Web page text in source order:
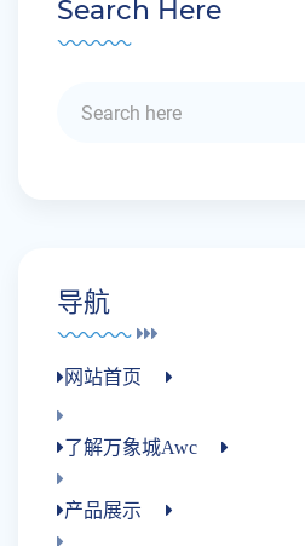
Search Here
导航
网站首页
了解万象城awc
产品展示